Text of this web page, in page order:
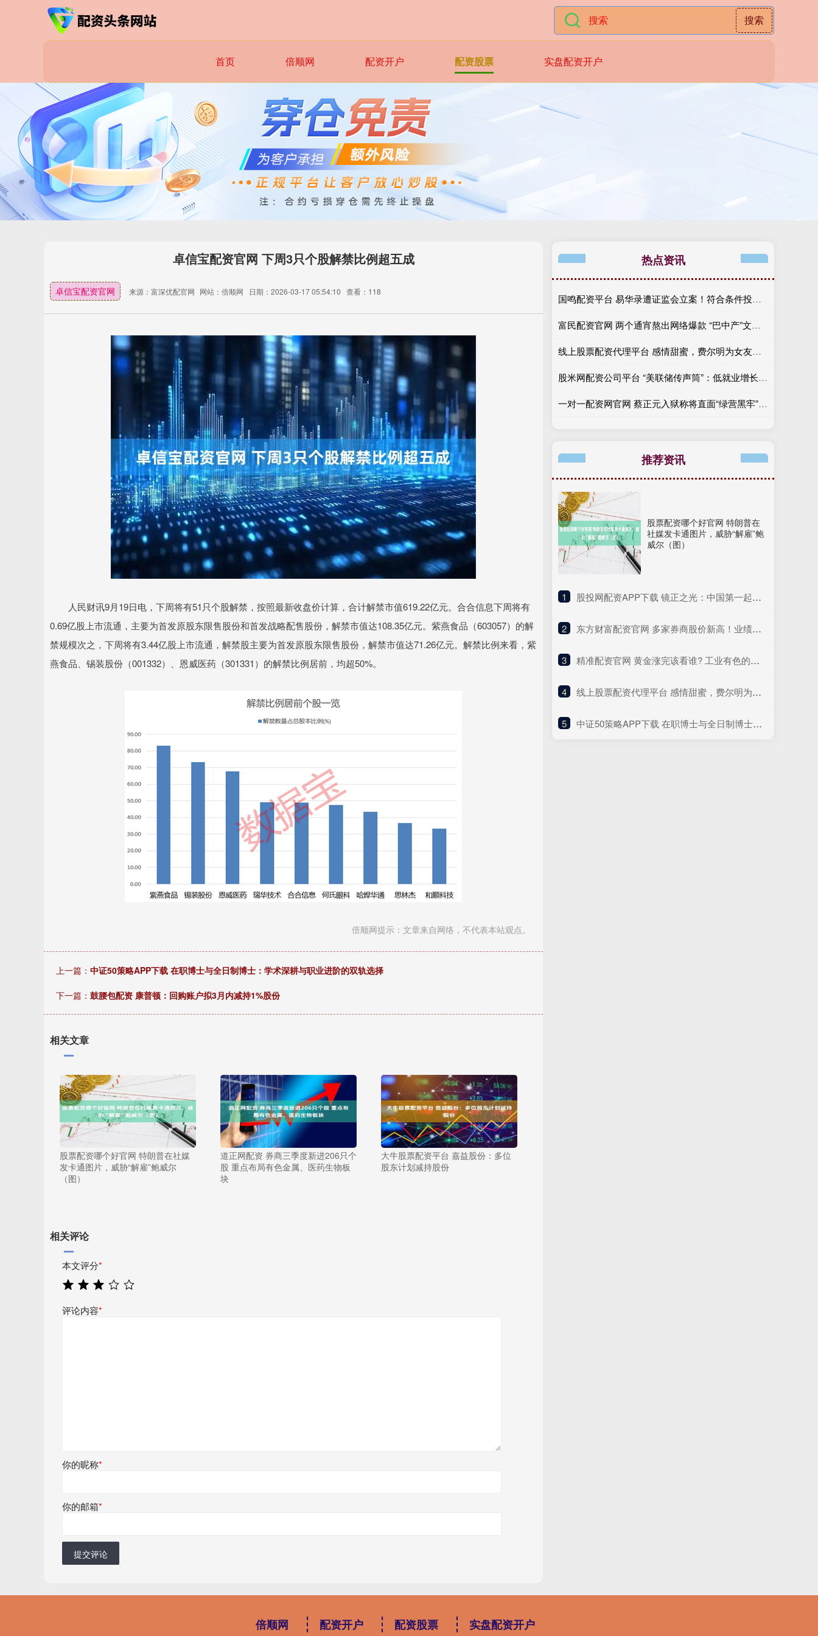
搜索
首页 倍顺网 配资开户 配资股票 实盘配资开户
卓信宝配资官网 下周3只个股解禁比例超五成
卓信宝配资官网 来源：富深优配官网 网站：倍顺网 日期：2026-03-17 05:54:10 查看：118
人民财讯9月19日电，下周将有51只个股解禁，按照最新收盘价计算，合计解禁市值619.22亿元。合合信息下周将有
0.69亿股上市流通，主要为首发原股东限售股份和首发战略配售股份，解禁市值达108.35亿元。紫燕食品（603057）的解
禁规模次之，下周将有3.44亿股上市流通，解禁股主要为首发原股东限售股份，解禁市值达71.26亿元。解禁比例来看，紫
燕食品、锡装股份（001332）、恩威医药（301331）的解禁比例居前，均超50%。
倍顺网提示：文章来自网络，不代表本站观点。
上一篇： 中证50策略APP下载 在职博士与全日制博士：学术深耕与职业进阶的双轨选择
下一篇： 鼓腰包配资 康普顿：回购账户拟3月内减持1%股份
相关文章
股票配资哪个好官网 特朗普在社媒
发卡通图片，威胁“解雇”鲍威尔
（图）
道正网配资 券商三季度新进206只个
股 重点布局有色金属、医药生物板
块
大牛股票配资平台 嘉益股份：多位
股东计划减持股份
相关评论
本文评分*
评论内容*
你的昵称*
你的邮箱*
提交评论
热点资讯
国鸣配资平台 易华录遭证监会立案！符合条件投资者可登记索赔
富民配资官网 两个通宵熬出网络爆款 “巴中产”文创歌曲《大四川》唱响省运会舞台
线上股票配资代理平台 感情甜蜜，费尔明为女友加利亚多庆祝22岁生日
股米网配资公司平台 “美联储传声筒”：低就业增长或成新常态 但在战争背景下尤其脆弱
一对一配资网官网 蔡正元入狱称将直面“绿营黑牢”，全程微笑走上囚车
推荐资讯
股票配资哪个好官网 特朗普在
社媒发卡通图片，威胁“解雇”鲍
威尔（图）
1 ​股投网配资APP下载 镜正之光：中国第一起名大师颜廷利，当物质成为灵魂的枷锁，唯有升命能破
2 ​东方财富配资官网 多家券商股价新高！业绩高增、估值低，卖方看好这些券商
3 ​精准配资官网 黄金涨完该看谁? 工业有色的机会来了
4 ​线上股票配资代理平台 感情甜蜜，费尔明为女友加利亚多庆祝22岁生日
5 ​中证50策略APP下载 在职博士与全日制博士：学术深耕与职业进阶的双轨选择
倍顺网 配资开户 配资股票 实盘配资开户